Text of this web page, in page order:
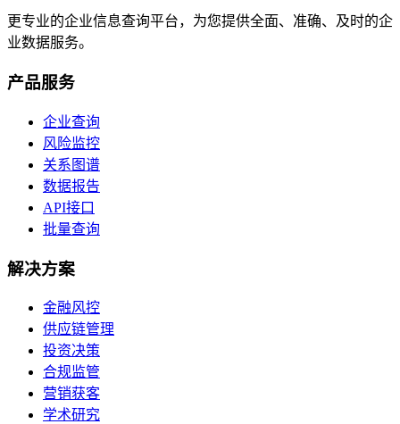
更专业的企业信息查询平台，为您提供全面、准确、及时的企
业数据服务。
产品服务
企业查询
风险监控
关系图谱
数据报告
API接口
批量查询
解决方案
金融风控
供应链管理
投资决策
合规监管
营销获客
学术研究